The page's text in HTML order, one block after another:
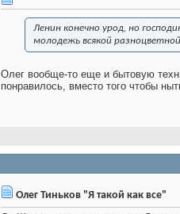
Ленин конечно урод, но
молодежь всякой
Олег вообще-то еще и бытовую
понравилось, вместо того чтобы
Олег Тиньков "Я такой как все"